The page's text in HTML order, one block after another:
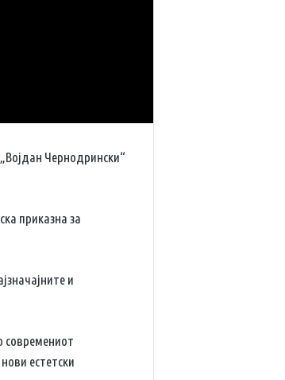
Чернодрински“
приказна за
и
современиот
естетски